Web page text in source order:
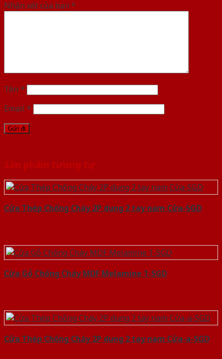
Nhận xét của bạn *
Tên *
Email *
Sản phẩm tương tự
Cửa Thép Chống Cháy 2P dung 2 tay nam Cửa-SGD
Cửa Gỗ Chống Cháy MDF Melamine 1-SGD
Cửa Thép Chống Cháy 2P dung 2 tay nam Cửa-a-SGD